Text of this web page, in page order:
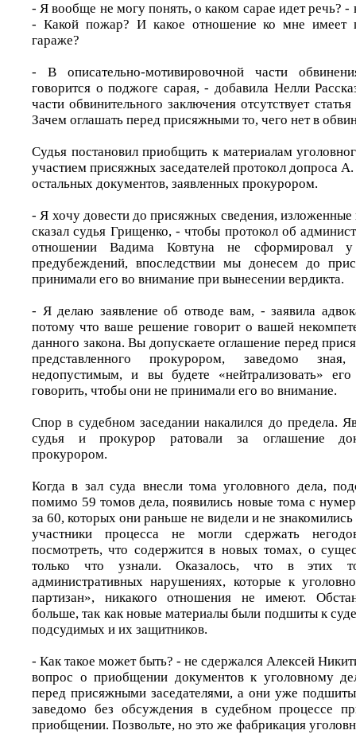
- Я вообще не могу понять, о каком сарае идет речь?
- Какой пожар? И какое отношение ко мне имеет
гараже?
- В описательно-мотивировочной части
говорится о поджоге сарая, - добавила Нелли
части обвинительного заключения отсутствует
Зачем оглашать перед присяжными то, чего нет в
Судья постановил приобщить к материалам
участием присяжных заседателей протокол допроса
остальных документов, заявленных прокурором.
- Я хочу довести до присяжных сведения,
сказал судья Грищенко, - чтобы протокол об
отношении Вадима Ковтуна не сформировал
предубеждений, впоследствии мы донесем до
принимали его во внимание при вынесении вердикта.
- Я делаю заявление об отводе вам, - заявила
потому что ваше решение говорит о вашей
данного закона. Вы допускаете оглашение перед
представленного прокурором, заведомо
недопустимым, и вы будете «нейтрализовать»
говорить, чтобы они не принимали его во внимание.
Спор в судебном заседании накалился до предела.
судья и прокурор ратовали за оглашение
прокурором.
Когда в зал суда внесли тома уголовного дела,
помимо 59 томов дела, появились новые тома с
за 60, которых они раньше не видели и не
участники процесса не могли сдержать
посмотреть, что содержится в новых томах, о
только что узнали. Оказалось, что в этих
административных нарушениях, которые к
партизан», никакого отношения не имеют.
больше, так как новые материалы были подшиты к
подсудимых и их защитников.
- Как такое может быть? - не сдержался Алексей
вопрос о приобщении документов к уголовному
перед присяжными заседателями, а они уже
заведомо без обсуждения в судебном процессе
приобщении. Позвольте, но это же фабрикация